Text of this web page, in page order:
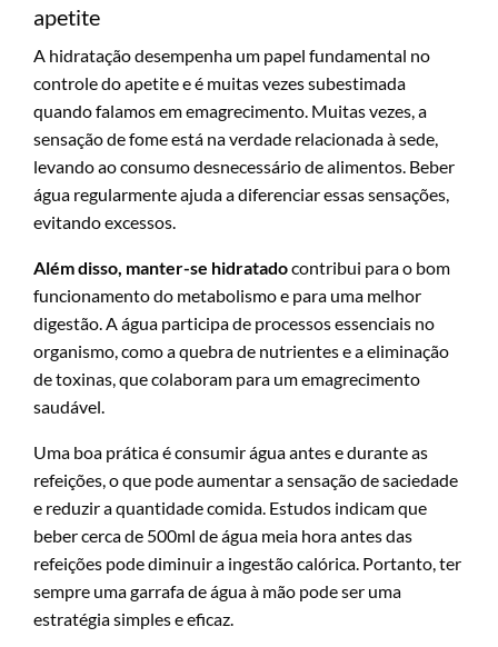
apetite
A hidratação desempenha um papel fundamental no
controle do apetite e é muitas vezes subestimada
quando falamos em emagrecimento. Muitas vezes, a
sensação de fome está na verdade relacionada à sede,
levando ao consumo desnecessário de alimentos. Beber
água regularmente ajuda a diferenciar essas sensações,
evitando excessos.
Além disso, manter-se hidratadocontribui para o bom
funcionamento do metabolismo e para uma melhor
digestão. A água participa de processos essenciais no
organismo, como a quebra de nutrientes e a eliminação
de toxinas, que colaboram para um emagrecimento
saudável.
Uma boa prática é consumir água antes e durante as
refeições, o que pode aumentar a sensação de saciedade
e reduzir a quantidade comida. Estudos indicam que
beber cerca de 500ml de água meia hora antes das
refeições pode diminuir a ingestão calórica. Portanto, ter
sempre uma garrafa de água à mão pode ser uma
estratégia simples e eficaz.